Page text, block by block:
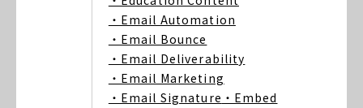
・Email Automation
・Email Bounce
・Email Deliverability
・Email Marketing
・Email Signature ・Embed